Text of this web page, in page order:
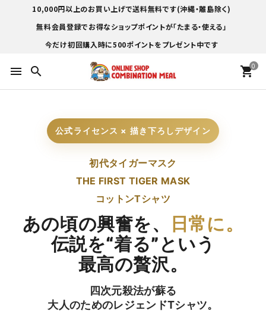
10,000円以上のお買い上げで送料無料です(沖縄・離島除く)
無料会員登録でお得なショップポイントが「たまる・使える」
今だけ初回購入時に500ポイントをプレゼント中です
menu search 0
shopping_cart
公式ライセンス × 描き下ろしデザイン
初代タイガーマスク
THE FIRST TIGER MASK
コットンTシャツ
あの頃の興奮を、
日常に。
伝説を“着る”という
最高の贅沢。
四次元殺法が蘇る
大人のためのレジェンドTシャツ。